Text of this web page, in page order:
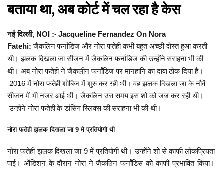
बताया था, अब कोर्ट में चल रहा है केस
नई दिल्ली, NOI :- Jacqueline Fernandez On Nora
Fatehi: जैकलिन फर्नांडिज और नोरा फतेही कभी बहुत अच्छी दोस्त हुआ करती
थी। झलक दिखला जा सीजन में जैकलिन फर्नांडिज की उन्होंने सराहना भी की
थी। अब नोरा फतेही ने जैकलीन फर्नांडिज पर मानहानि का दावा ठोक दिया है।
2016 में नोरा फतेही शोबिज में शुरु कर रही थी। वह झलक दिखला जा के नौवें
सीजन में भी नजर आई थी। जैकलिन उस समय इस शो को जज कर रही थी।
उन्होंने नोरा फतेही के डांसिंग स्लिक्स की सराहना भी की थी।
नोरा फतेही झलक दिखला जा 9 में प्रतियोगी थी
नोरा फतेही झलक दिखला जा 9 में प्रतियोगी थी। उन्होंने शो से काफी लोकप्रियता
पाई। ऑडिशन के दौरान नोरा ने जैकलिन फर्नांडिस को काफी प्रभावित किया।